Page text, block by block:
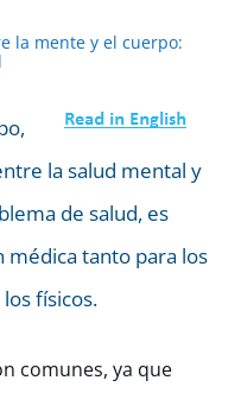
la mente y el cuerpo:
la salud mental y
de salud, es
médica tanto para los
físicos.
comunes, ya que